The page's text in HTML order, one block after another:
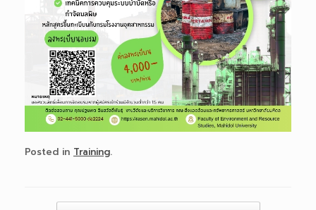
Posted in Training.